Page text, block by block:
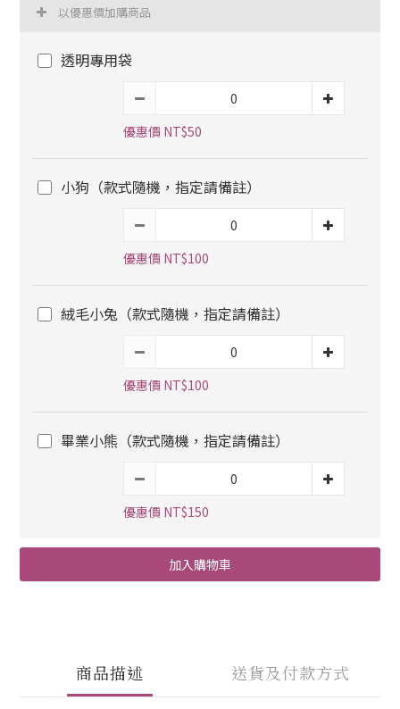
以優惠價加購商品
透明專用袋
優惠價 NT$50
小狗（款式隨機，指定請備註）
優惠價 NT$100
絨毛小兔（款式隨機，指定請備註）
優惠價 NT$100
畢業小熊（款式隨機，指定請備註）
優惠價 NT$150
加入購物車
商品描述 送貨及付款方式